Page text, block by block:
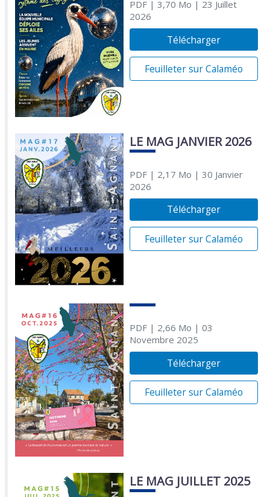
PDF| 3,70 Mo | 23 Juillet
2026
Télécharger
Feuilleter sur Calaméo
LE MAG JANVIER 2026
PDF| 2,17 Mo | 30 Janvier
2026
Télécharger
Feuilleter sur Calaméo
PDF| 2,66 Mo | 03
Novembre 2025
Télécharger
Feuilleter sur Calaméo
LE MAG JUILLET 2025